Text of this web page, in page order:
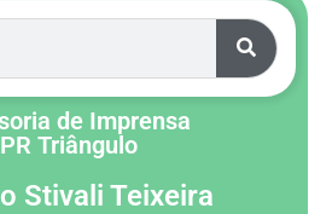
de Imprensa
Triângulo
Stivali Teixeira